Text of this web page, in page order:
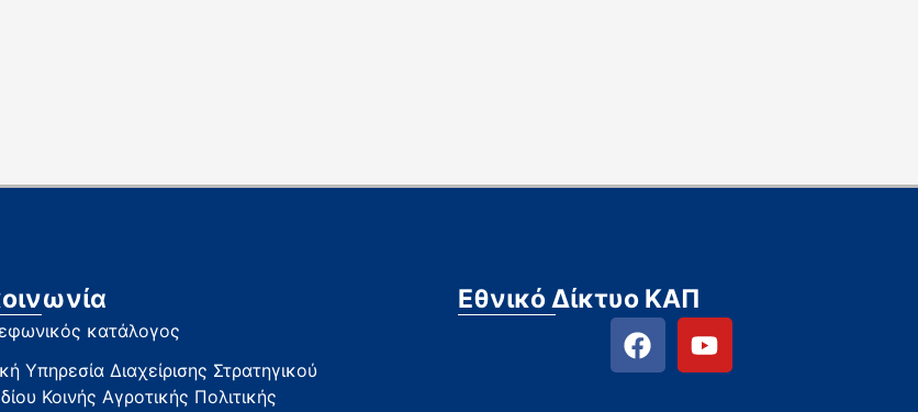
κατάλογος
Υπηρεσία Διαχείρισης Στρατηγικού
Κοινής Αγροτικής Πολιτικής
Εθνικό Δίκτυο ΚΑΠ